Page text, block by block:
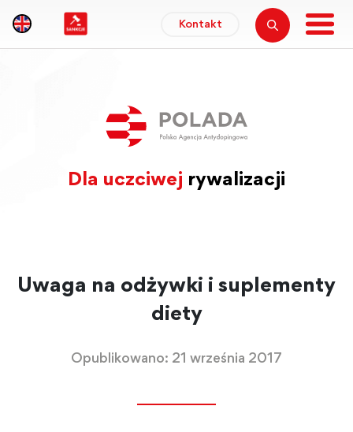
Kontakt
Dla uczciwej rywalizacji
Uwaga na odżywki i suplementy
diety
Opublikowano: 21 września 2017